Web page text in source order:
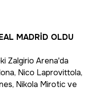
MADRİD OLDU
Zalgirio Arena'da
Nico Laprovittola,
Nikola Mirotic ve